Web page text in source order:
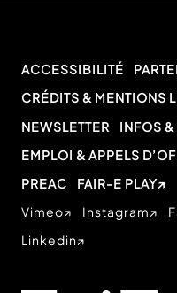
ACCESSIBILITÉ
CRÉDITS & MENTIONS
NEWSLETTER
INFOS
EMPLOI & APPELS
PREAC
FAIR-E PLAY
Vimeo
Instagram
Linkedin